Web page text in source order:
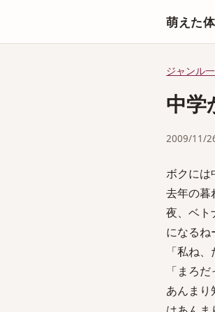
萌えた
ジャンル
中学
2009/11/
ボクには
去年の暮
夜、ベト
になるね
「私ね
「まろ
あんまり